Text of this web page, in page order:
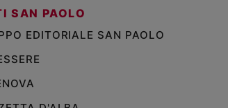
SAN PAOLO
EDITORIALE SAN PAOLO